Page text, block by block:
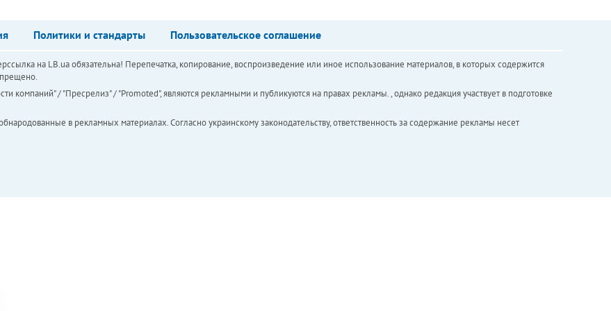
Политики и стандарты Пользовательское соглашение
на LB.ua обязательна! Перепечатка, копирование, воспроизведение или иное использование материалов, в которых содержится
компаний" / "Пресрелиз" / "Promoted", являются рекламными и публикуются на правах рекламы. , однако редакция участвует в подготовке
в рекламных материалах. Согласно украинскому законодательству, ответственность за содержание рекламы несет